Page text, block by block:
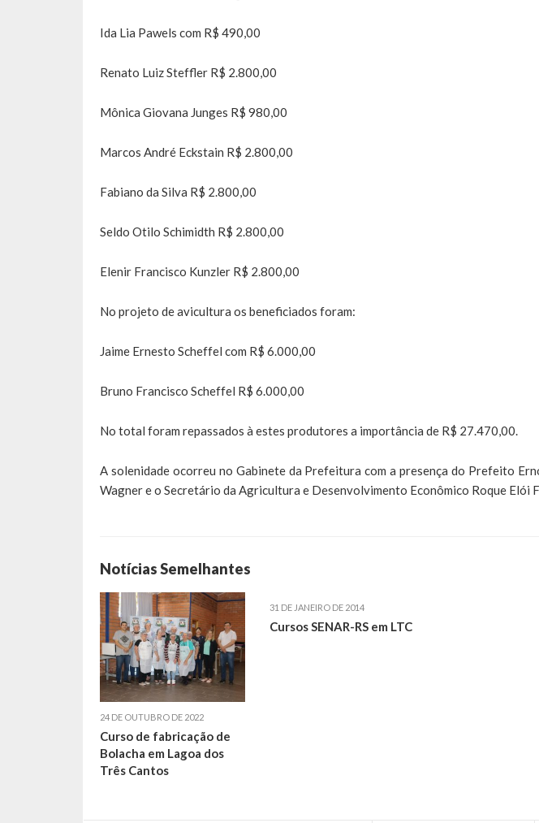
Ida Lia Pawels com R$ 490,00
Renato Luiz Steffler R$ 2.800,00
Mônica Giovana Junges R$ 980,00
Marcos André Eckstain R$ 2.800,00
Fabiano da Silva R$ 2.800,00
Seldo Otilo Schimidth R$ 2.800,00
Elenir Francisco Kunzler R$ 2.800,00
No projeto de avicultura os beneficiados foram:
Jaime Ernesto Scheffel com R$ 6.000,00
Bruno Francisco Scheffel R$ 6.000,00
No total foram repassados à estes produtores a importância de R$ 27.470,00.
A solenidade ocorreu no Gabinete da Prefeitura com a presença do Prefeito
Wagner e o Secretário da Agricultura e Desenvolvimento Econômico Roque Elói
Notícias Semelhantes
24 DE OUTUBRO DE 2022
Curso de fabricação de
Bolacha em Lagoa dos
Três Cantos
31 DE JANEIRO DE 2014
Cursos SENAR-RS em LTC